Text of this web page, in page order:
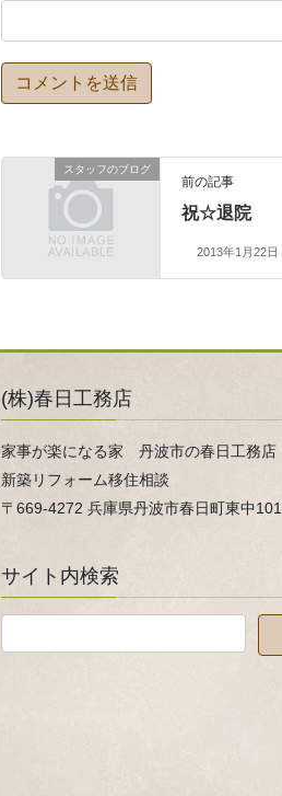
スタッフのブログ
前の記事
祝☆退院
2013年1月22日
(株)春日工務店
家事が楽になる家 丹波市の春日工務店
新築リフォーム移住相談
〒669-4272 兵庫県丹波市春日町東中
サイト内検索